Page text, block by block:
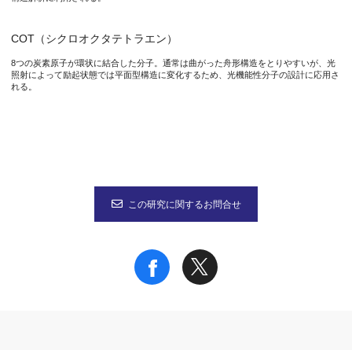
COT（シクロオクタテトラエン）
8つの炭素原子が環状に結合した分子。通常は曲がった舟形構造をとりやすいが、光
照射によって励起状態では平面型構造に変化するため、光機能性分子の設計に応用さ
れる。
この研究に関するお問合せ